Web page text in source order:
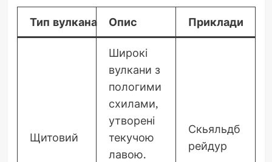
Тип вулкана Опис Приклади
Щитовий
Широкі
вулкани з
пологими
схилами,
утворені
текучою
лавою.
Скьяльдб
рейдур